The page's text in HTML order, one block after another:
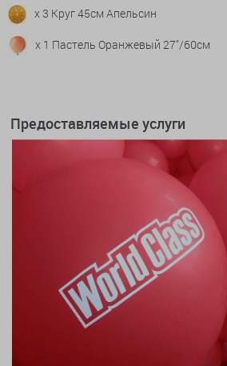
x 3 Круг 45см Апельсин
x 1 Пастель Оранжевый 27"/60см
Предоставляемые услуги